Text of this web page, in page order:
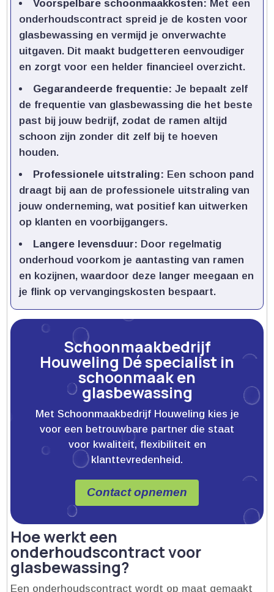
Voorspelbare schoonmaakkosten: Met een
onderhoudscontract spreid je de kosten voor
glasbewassing en vermijd je onverwachte
uitgaven.​ Dit maakt budgetteren eenvoudiger
en zorgt voor een helder financieel overzicht.​
Gegarandeerde frequentie: Je bepaalt zelf
de frequentie van glasbewassing die het beste
past bij jouw bedrijf, zodat de ramen altijd
schoon zijn zonder dit zelf bij te hoeven
houden.​
Professionele uitstraling: Een schoon pand
draagt bij aan de professionele uitstraling van
jouw onderneming, wat positief kan uitwerken
op klanten en voorbijgangers.​
Langere levensduur: Door regelmatig
onderhoud voorkom je aantasting van ramen
en kozijnen, waardoor deze langer meegaan en
je flink op vervangingskosten bespaart.​
Schoonmaakbedrijf
Houweling Dé specialist in
schoonmaak en
glasbewassing
Met Schoonmaakbedrijf Houweling kies je
voor een betrouwbare partner die staat
voor kwaliteit, flexibiliteit en
klanttevredenheid.
Contact opnemen
Hoe werkt een
onderhoudscontract voor
glasbewassing?
Een onderhoudscontract wordt op maat gemaakt